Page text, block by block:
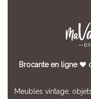
Brocante en ligne ♥
Meubles vintage,